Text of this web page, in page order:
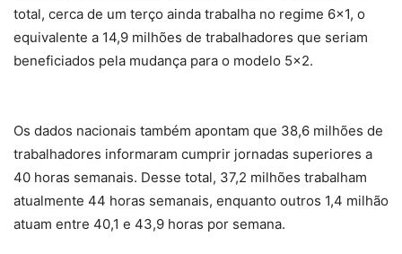
total, cerca de um terço ainda trabalha no regime 6×1, o
equivalente a 14,9 milhões de trabalhadores que seriam
beneficiados pela mudança para o modelo 5×2.
Os dados nacionais também apontam que 38,6 milhões de
trabalhadores informaram cumprir jornadas superiores a
40 horas semanais. Desse total, 37,2 milhões trabalham
atualmente 44 horas semanais, enquanto outros 1,4 milhão
atuam entre 40,1 e 43,9 horas por semana.